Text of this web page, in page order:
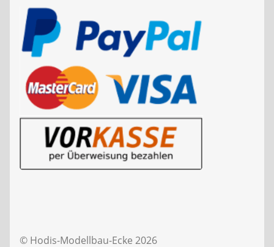
© Hodis-Modellbau-Ecke 2026